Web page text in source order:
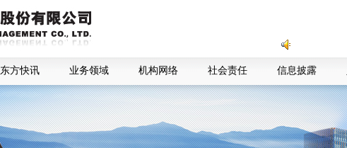
东方快讯 业务领域 机构网络 社会责任 信息披露